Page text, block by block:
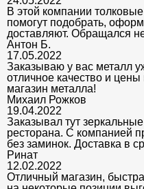
В этой компании
помогут подобрать,
доставляют. Обращался
Антон Б.
17.05.2022
Заказываю у вас металл
отличное качество и
магазин металла!
Михаил Рожков
19.04.2022
Заказывал тут
ресторана. С компанией
без заминок. Доставка в
Ринат
12.02.2022
Отличный магазин,